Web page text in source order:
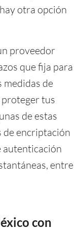
otra opción
proveedor
que fija para
medidas de
tus
de estas
de encriptación
autenticación
entre
con